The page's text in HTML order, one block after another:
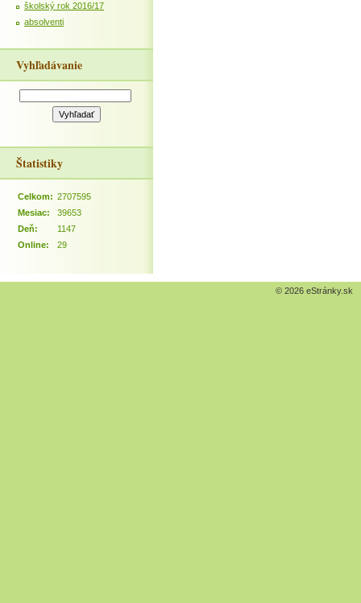
školský rok 2016/17
absolventi
Vyhľadávanie
Štatistiky
Online: 29
Celkom: 2707595
Mesiac:
39653
Deň:
1147
© 2026 eStránky.sk